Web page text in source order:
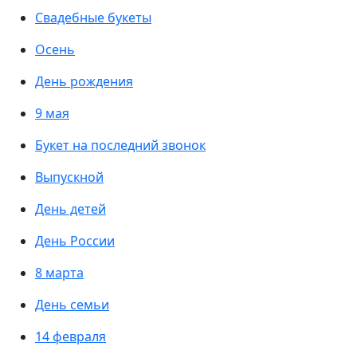
Свадебные букеты
Осень
День рождения
9 мая
Букет на последний звонок
Выпускной
День детей
День России
8 марта
День семьи
14 февраля